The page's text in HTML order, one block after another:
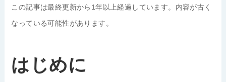
この記事は最終更新から1年以上経過しています。内容が古く
なっている可能性があります。
はじめに